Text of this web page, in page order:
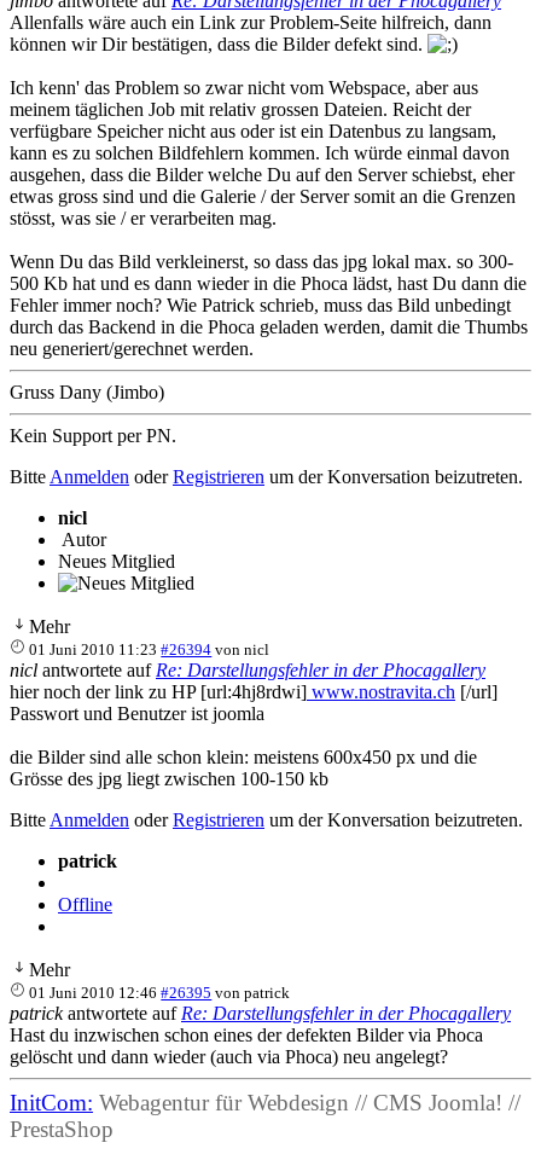
Allenfalls wäre auch ein Link zur Problem-Seite hilfreich, dann
können wir Dir bestätigen, dass die Bilder defekt sind.
Ich kenn' das Problem so zwar nicht vom Webspace, aber aus
meinem täglichen Job mit relativ grossen Dateien. Reicht der
verfügbare Speicher nicht aus oder ist ein Datenbus zu langsam,
kann es zu solchen Bildfehlern kommen. Ich würde einmal davon
ausgehen, dass die Bilder welche Du auf den Server schiebst, eher
etwas gross sind und die Galerie / der Server somit an die Grenzen
stösst, was sie / er verarbeiten mag.
Wenn Du das Bild verkleinerst, so dass das jpg lokal max. so 300-
500 Kb hat und es dann wieder in die Phoca lädst, hast Du dann die
Fehler immer noch? Wie Patrick schrieb, muss das Bild unbedingt
durch das Backend in die Phoca geladen werden, damit die Thumbs
neu generiert/gerechnet werden.
Gruss Dany (Jimbo)
Kein Support per PN.
Bitte Anmelden oderRegistrieren um der Konversation beizutreten.
nicl
Autor
Neues Mitglied
Mehr
01 Juni 2010 11:23 #26394 vonnicl
nicl antwortete auf Re: Darstellungsfehler in der Phocagallery
hier noch der link zu HP [url:4hj8rdwi] www.nostravita.ch [/url]
Passwort und Benutzer ist joomla
die Bilder sind alle schon klein: meistens 600x450 px und die
Grösse des jpg liegt zwischen 100-150 kb
Bitte Anmelden oderRegistrieren um der Konversation beizutreten.
patrick
Offline
Mehr
01 Juni 2010 12:46 #26395 vonpatrick
patrickantwortete auf Re: Darstellungsfehler in der Phocagallery
Hast du inzwischen schon eines der defekten Bilder via Phoca
gelöscht und dann wieder (auch via Phoca) neu angelegt?
InitCom: Webagentur für Webdesign // CMS Joomla! //
PrestaShop